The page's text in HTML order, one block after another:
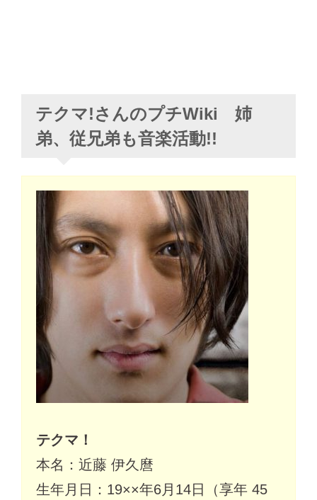
テクマ!さんのプチWiki 姉
弟、従兄弟も音楽活動!!
テクマ！
本名：近藤 伊久麿
生年月日：19××年6月14日（享年 45